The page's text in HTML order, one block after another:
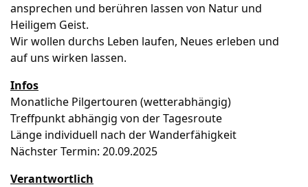
ansprechen und berühren lassen von Natur und
Heiligem Geist.
Wir wollen durchs Leben laufen, Neues erleben und
auf uns wirken lassen.
Infos
Monatliche Pilgertouren (wetterabhängig)
Treffpunkt abhängig von der Tagesroute
Länge individuell nach der Wanderfähigkeit
Nächster Termin: 20.09.2025
Verantwortlich